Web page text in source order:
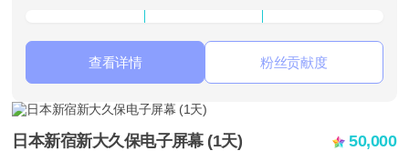
查看详情 粉丝贡献度
日本新宿新大久保电子屏幕 (1天) 50,000